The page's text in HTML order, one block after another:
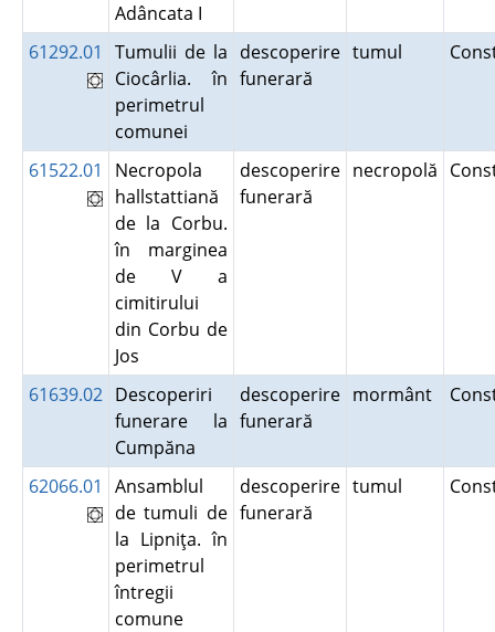
Adâncata I
61292.01
Tumulii de la
Ciocârlia. în
perimetrul
comunei
descoperire
funerară
tumul
61522.01
Necropola
hallstattiană
de la Corbu.
în marginea
de V a
cimitirului
din Corbu de
Jos
descoperire
funerară
necropolă
61639.02 Descoperiri
funerare la
Cumpăna
descoperire
funerară
mormânt
62066.01
Ansamblul
de tumuli de
la Lipniţa. în
perimetrul
întregii
comune
descoperire
funerară
tumul